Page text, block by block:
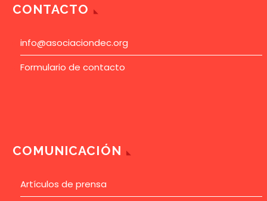
CONTACTO
info@asociaciondec.org
Formulario de contacto
COMUNICACIÓN
Artículos de prensa